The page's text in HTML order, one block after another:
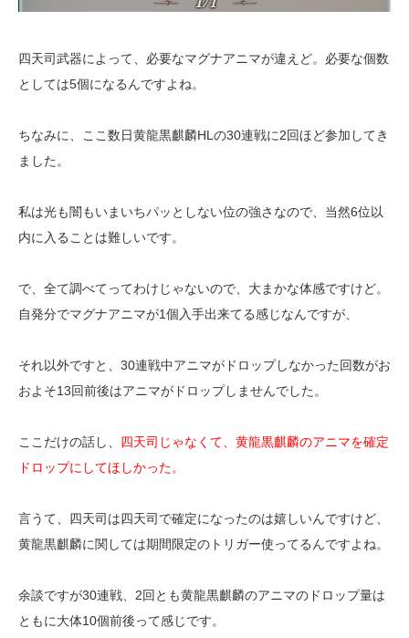
四天司武器によって、必要なマグナアニマが違えど。必要な個数
としては5個になるんですよね。
ちなみに、ここ数日黄龍黒麒麟HLの30連戦に2回ほど参加してき
ました。
私は光も闇もいまいちパッとしない位の強さなので、当然6位以
内に入ることは難しいです。
で、全て調べてってわけじゃないので、大まかな体感ですけど。
自発分でマグナアニマが1個入手出来てる感じなんですが、
それ以外ですと、30連戦中アニマがドロップしなかった回数がお
およそ13回前後はアニマがドロップしませんでした。
ここだけの話し、 四天司じゃなくて、黄龍黒麒麟のアニマを確定
ドロップにしてほしかった。
言うて、四天司は四天司で確定になったのは嬉しいんですけど、
黄龍黒麒麟に関しては期間限定のトリガー使ってるんですよね。
余談ですが30連戦、2回とも黄龍黒麒麟のアニマのドロップ量は
ともに大体10個前後って感じです。